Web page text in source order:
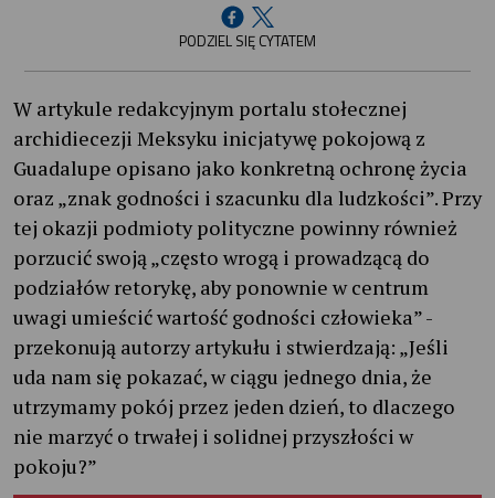
PODZIEL SIĘ CYTATEM
W artykule redakcyjnym portalu stołecznej
archidiecezji Meksyku inicjatywę pokojową z
Guadalupe opisano jako konkretną ochronę życia
oraz „znak godności i szacunku dla ludzkości”. Przy
tej okazji podmioty polityczne powinny również
porzucić swoją „często wrogą i prowadzącą do
podziałów retorykę, aby ponownie w centrum
uwagi umieścić wartość godności człowieka” -
przekonują autorzy artykułu i stwierdzają: „Jeśli
uda nam się pokazać, w ciągu jednego dnia, że
utrzymamy pokój przez jeden dzień, to dlaczego
nie marzyć o trwałej i solidnej przyszłości w
pokoju?”